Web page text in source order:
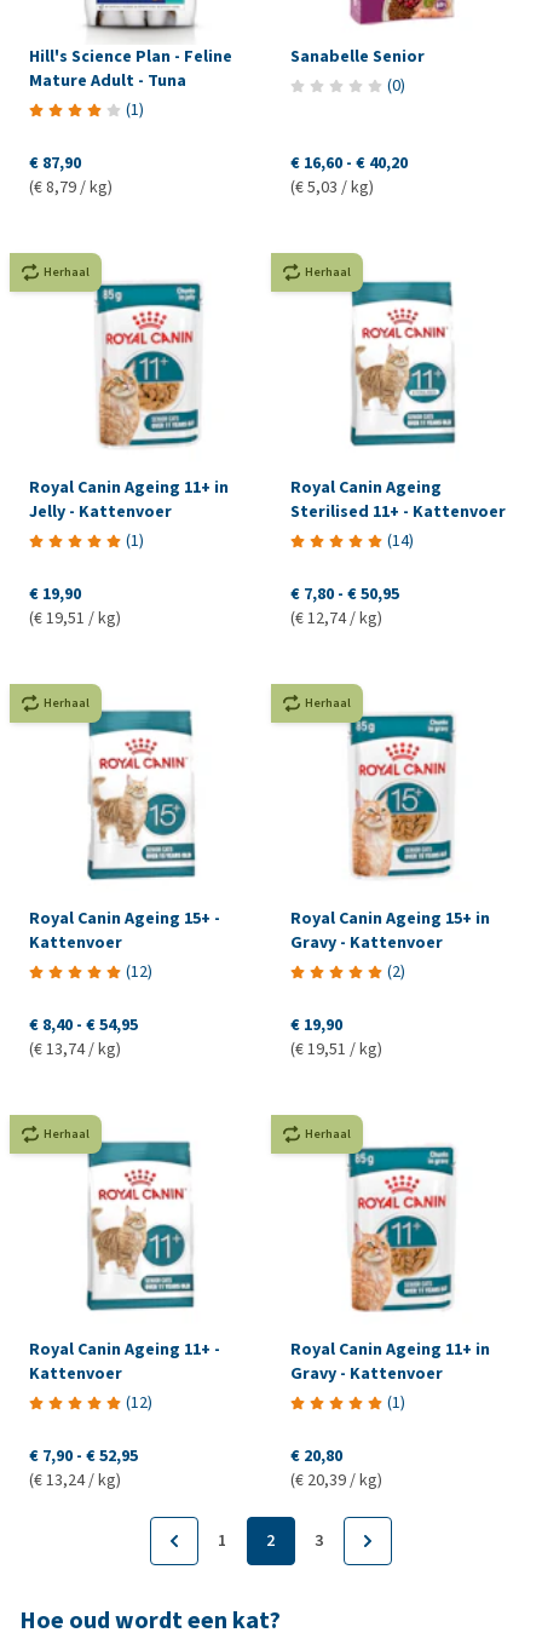
Hill's Science Plan - Feline
Mature Adult - Tuna
(1)
€ 87,90
(€ 8,79 / kg)
Sanabelle Senior
(0)
€ 16,60 - € 40,20
(€ 5,03 / kg)
Herhaal
Royal Canin Ageing 11+ in
Jelly - Kattenvoer
(1)
€ 19,90
(€ 19,51 / kg)
Herhaal
Royal Canin Ageing
Sterilised 11+ - Kattenvoer
(14)
€ 7,80 - € 50,95
(€ 12,74 / kg)
Herhaal
Royal Canin Ageing 15+ -
Kattenvoer
(12)
€ 8,40 - € 54,95
(€ 13,74 / kg)
Herhaal
Royal Canin Ageing 15+ in
Gravy - Kattenvoer
(2)
€ 19,90
(€ 19,51 / kg)
Herhaal
Royal Canin Ageing 11+ -
Kattenvoer
(12)
€ 7,90 - € 52,95
(€ 13,24 / kg)
Herhaal
Royal Canin Ageing 11+ in
Gravy - Kattenvoer
(1)
€ 20,80
(€ 20,39 / kg)
1 2 3
Hoe oud wordt een kat?